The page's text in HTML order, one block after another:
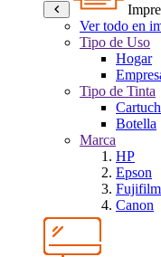
Ver todo en
Tipo de Uso
Hogar
Tipo de Tinta
Botella
Marca
HP
Epson
Fujifilm
Canon